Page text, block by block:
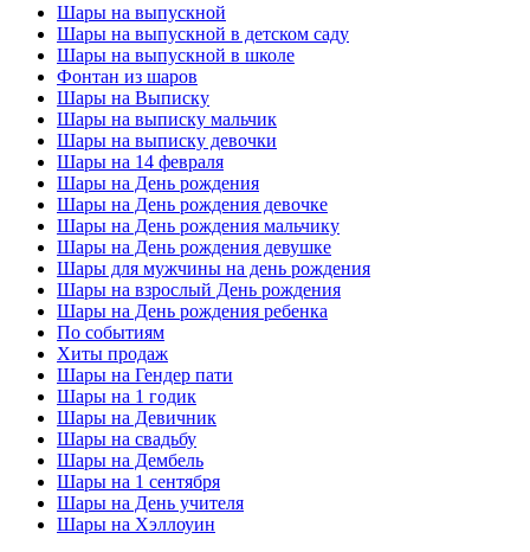
Шары на выпускной
Шары на выпускной в детском саду
Шары на выпускной в школе
Фонтан из шаров
Шары на Выписку
Шары на выписку мальчик
Шары на выписку девочки
Шары на 14 февраля
Шары на День рождения
Шары на День рождения девочке
Шары на День рождения мальчику
Шары на День рождения девушке
Шары для мужчины на день рождения
Шары на взрослый День рождения
Шары на День рождения ребенка
По событиям
Хиты продаж
Шары на Гендер пати
Шары на 1 годик
Шары на Девичник
Шары на свадьбу
Шары на Дембель
Шары на 1 сентября
Шары на День учителя
Шары на Хэллоуин